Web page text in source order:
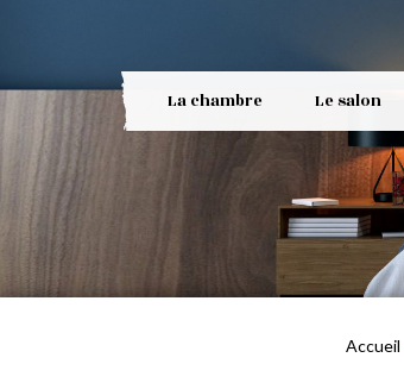
La chambre Le salon
Accueil